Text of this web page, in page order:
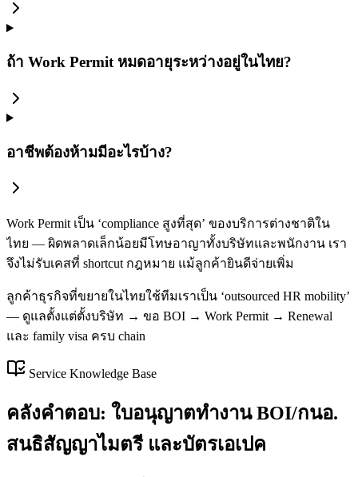
ถ้า Work Permit หมดอายุระหว่างอยู่ในไทย?
อาชีพต้องห้ามมีอะไรบ้าง?
Work Permit เป็น ‘compliance สูงที่สุด’ ของบริการต่างชาติใน
ไทย — ผิดพลาดเล็กน้อยมีโทษอาญาทั้งบริษัทและพนักงาน เรา
จึงไม่รับเคสที่ shortcut กฎหมาย แม้ลูกค้ายินดีจ่ายเพิ่ม
ลูกค้าธุรกิจที่ขยายในไทยใช้ทีมเราเป็น ‘outsourced HR mobility’
— ดูแลตั้งแต่ตั้งบริษัท → ขอ BOI → Work Permit → Renewal
และ family visa ครบ chain
Service Knowledge Base
คลังคำตอบ: ใบอนุญาตทำงาน BOI/กนอ.
สนธิสัญญาไมตรี และบัตรเอเปค